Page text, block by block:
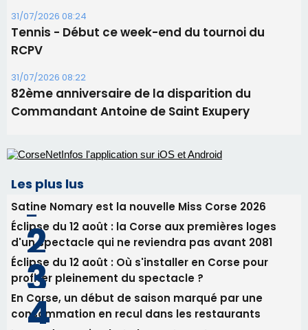
Les plus lus
Satine Nomary est la nouvelle Miss Corse 2026
d'un spectacle qui ne reviendra pas avant 2081
Éclipse du 12 août : Où s'installer en Corse pour
profiter pleinement du spectacle ?
consommation en recul dans les restaurants
face à une nouvelle escroquerie au faux vendeur de
vin
Newsletter
Inscrivez-vous à la newsletter de CNI et recevez par
email les infos les plus importantes et une sélection de
nos meilleurs articles